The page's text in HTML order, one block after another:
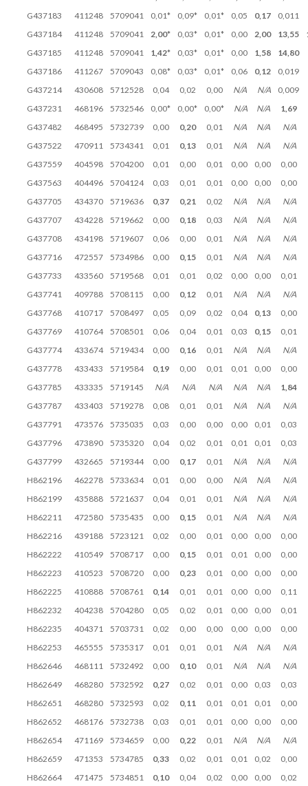
G437183
411248 5709041 0,01* 0,09* 0,01* 0,05 0,17
0,011
G437184
411248 5709041 2,00* 0,03* 0,01* 0,00 2,00 13,55
G437185
411248 5709041 1,42* 0,03* 0,01* 0,00 1,58
14,80
G437186
411267 5709043 0,08* 0,03* 0,01* 0,06 0,12
0,019
G437214
430608 5712528 0,04 0,02 0,00 N/A N/A
0,009
G437231
468196 5732546 0,00* 0,00* 0,00* N/A N/A
1,69
G437482
468495 5732739 0,00 0,20 0,01 N/A N/A
N/A
G437522
470911 5734341 0,01 0,13 0,01 N/A N/A
N/A
G437559
404598 5704200 0,01 0,00 0,01 0,00 0,00
0,00
G437563
404496 5704124 0,03 0,01 0,01 0,00 0,00
0,00
G437705
434370 5719636 0,37 0,21 0,02 N/A N/A
N/A
G437707
434228 5719662 0,00 0,18 0,03 N/A N/A
N/A
G437708
434198 5719607 0,06 0,00 0,01 N/A N/A
N/A
G437716
472557 5734986 0,00 0,15 0,01 N/A N/A
N/A
G437733
433560 5719568 0,01 0,01 0,02 0,00 0,00
0,01
G437741
409788 5708115 0,00 0,12 0,01 N/A N/A
N/A
G437768
410717 5708497 0,05 0,09 0,02 0,04 0,13
0,00
G437769
410764 5708501 0,06 0,04 0,01 0,03 0,15
0,01
G437774
433674 5719434 0,00 0,16 0,01 N/A N/A
N/A
G437778
433433 5719584 0,19 0,00 0,01 0,01 0,00
0,00
G437785
433335 5719145 N/A N/A N/A N/A N/A
1,84
G437787
433403 5719278 0,08 0,01 0,01 N/A N/A
N/A
G437791
473576 5735035 0,03 0,00 0,00 0,00 0,01
0,03
G437796
473890 5735320 0,04 0,02 0,01 0,01 0,01
0,03
G437799
432665 5719344 0,00 0,17 0,01 N/A N/A
N/A
H862196
462278 5733634 0,01 0,00 0,00 N/A N/A
N/A
H862199
435888 5721637 0,04 0,01 0,01 N/A N/A
N/A
H862211
472580 5735435 0,00 0,15 0,01 N/A N/A
N/A
H862216
439188 5723121 0,02 0,00 0,01 0,00 0,00
0,00
H862222
410549 5708717 0,00 0,15 0,01 0,01 0,00
0,00
H862223
410523 5708720 0,00 0,23 0,01 0,00 0,00
0,00
H862225
410888 5708761 0,14 0,01 0,01 0,00 0,00
0,11
H862232
404238 5704280 0,05 0,02 0,01 0,00 0,00
0,01
H862235
404371 5703731 0,02 0,00 0,00 0,00 0,00
0,00
H862253
465555 5735317 0,01 0,01 0,01 N/A N/A
N/A
H862646
468111 5732492 0,00 0,10 0,01 N/A N/A
N/A
H862649
468280 5732592 0,27 0,02 0,01 0,00 0,03
0,03
H862651
468280 5732593 0,02 0,11 0,01 0,01 0,01
0,00
H862652
468176 5732738 0,03 0,01 0,01 0,00 0,00
0,00
H862654
471169 5734659 0,00 0,22 0,01 N/A N/A
N/A
H862659
471353 5734785 0,33 0,02 0,01 0,01 0,02
0,00
H862664
471475 5734851 0,10 0,04 0,02 0,00 0,00
0,02